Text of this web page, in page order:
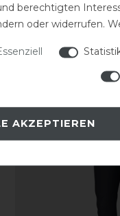
auch
berechtigten
oder widerrufen.
AKZEPTIEREN